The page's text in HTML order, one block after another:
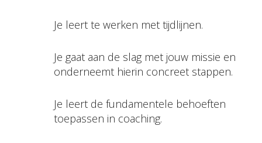
Je leert te werken met tijdlijnen.
Je gaat aan de slag met jouw missie en
onderneemt hierin concreet stappen.
Je leert de fundamentele behoeften
toepassen in coaching.